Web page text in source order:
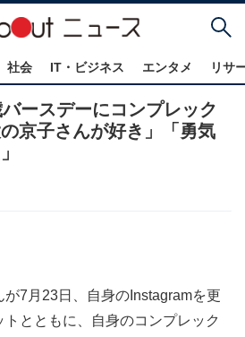
社会 IT・ビジネス エンタメ リサ
ースデーにコンプレック
京子さんが好き」「勇気
7月23日、自身のInstagramを更
とともに、自身のコンプレック